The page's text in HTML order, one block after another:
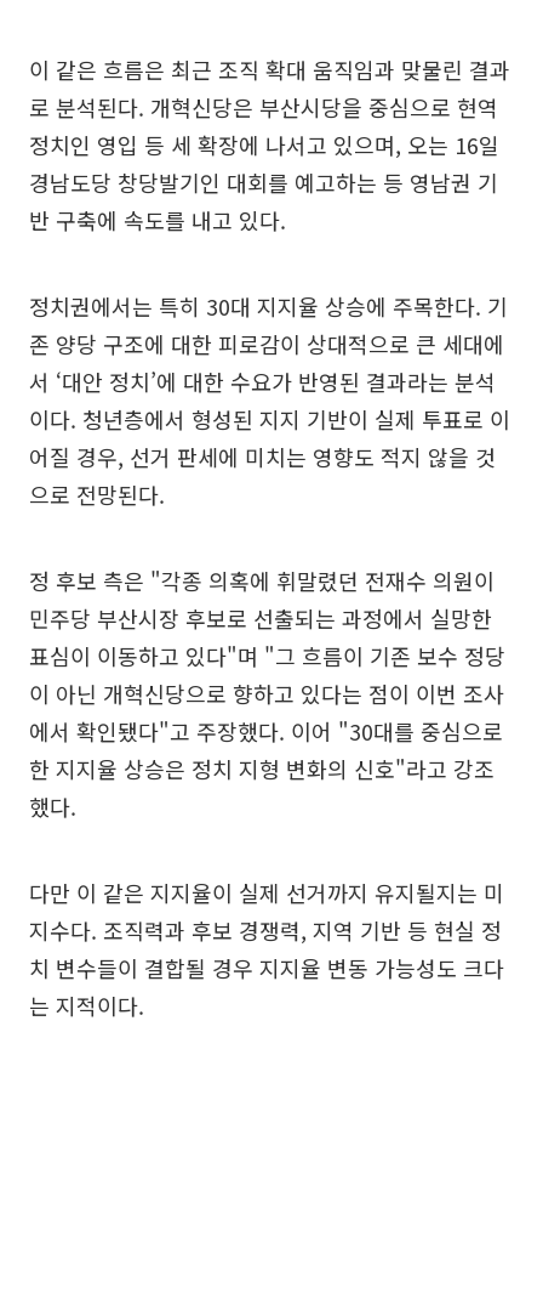
이 같은 흐름은 최근 조직 확대 움직임과 맞물린 결과
로 분석된다. 개혁신당은 부산시당을 중심으로 현역
정치인 영입 등 세 확장에 나서고 있으며, 오는 16일
경남도당 창당발기인 대회를 예고하는 등 영남권 기
반 구축에 속도를 내고 있다.
정치권에서는 특히 30대 지지율 상승에 주목한다. 기
존 양당 구조에 대한 피로감이 상대적으로 큰 세대에
서 ‘대안 정치’에 대한 수요가 반영된 결과라는 분석
이다. 청년층에서 형성된 지지 기반이 실제 투표로 이
어질 경우, 선거 판세에 미치는 영향도 적지 않을 것
으로 전망된다.
정 후보 측은 "각종 의혹에 휘말렸던 전재수 의원이
민주당 부산시장 후보로 선출되는 과정에서 실망한
표심이 이동하고 있다"며 "그 흐름이 기존 보수 정당
이 아닌 개혁신당으로 향하고 있다는 점이 이번 조사
에서 확인됐다"고 주장했다. 이어 "30대를 중심으로
한 지지율 상승은 정치 지형 변화의 신호"라고 강조
했다.
다만 이 같은 지지율이 실제 선거까지 유지될지는 미
지수다. 조직력과 후보 경쟁력, 지역 기반 등 현실 정
치 변수들이 결합될 경우 지지율 변동 가능성도 크다
는 지적이다.